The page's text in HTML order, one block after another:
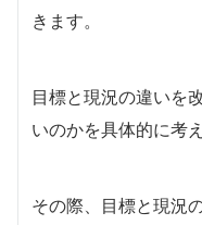
きます。
目標と現況の違いを
いのかを具体的に考
その際、目標と現況